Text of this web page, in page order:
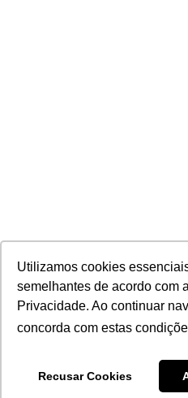
Utilizamos cookies
semelhantes de acordo com
Privacidade. Ao continuar
concorda com estas
Recusar Cookies